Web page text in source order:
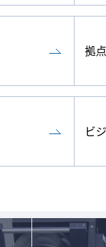
拠
ビ